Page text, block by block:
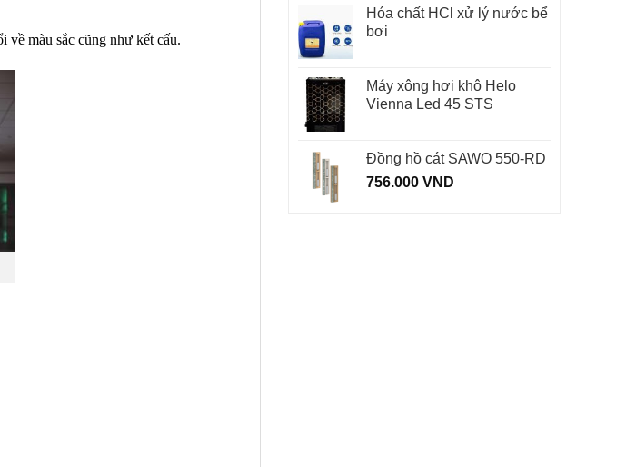
Hóa chất HCl xử lý nước bể
bơi
Máy xông hơi khô Helo
Vienna Led 45 STS
Đồng hồ cát SAWO 550-RD
756.000 VND
về màu sắc cũng như kết cấu.